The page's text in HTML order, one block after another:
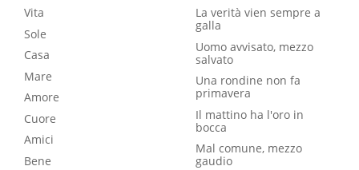
Vita
Sole
Casa
Mare
Amore
Cuore
Amici
Bene
La verità vien sempre a
galla
Uomo avvisato, mezzo
salvato
Una rondine non fa
primavera
Il mattino ha l'oro in
bocca
Mal comune, mezzo
gaudio